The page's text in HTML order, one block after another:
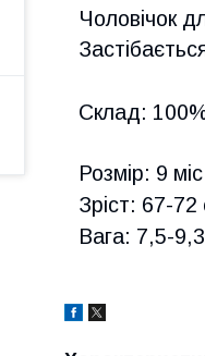
Чоловічок
Склад:
Розмір: 9 міс
Зріст: 67-72
Вага: 7,5-9,3